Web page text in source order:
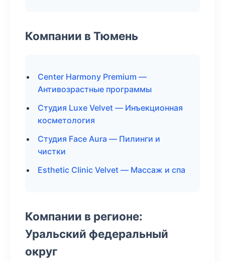
Компании в Тюмень
Center Harmony Premium —
Антивозрастные программы
Студия Luxe Velvet — Инъекционная
косметология
Студия Face Aura — Пилинги и
чистки
Esthetic Clinic Velvet — Массаж и спа
Компании в регионе:
Уральский федеральный
округ